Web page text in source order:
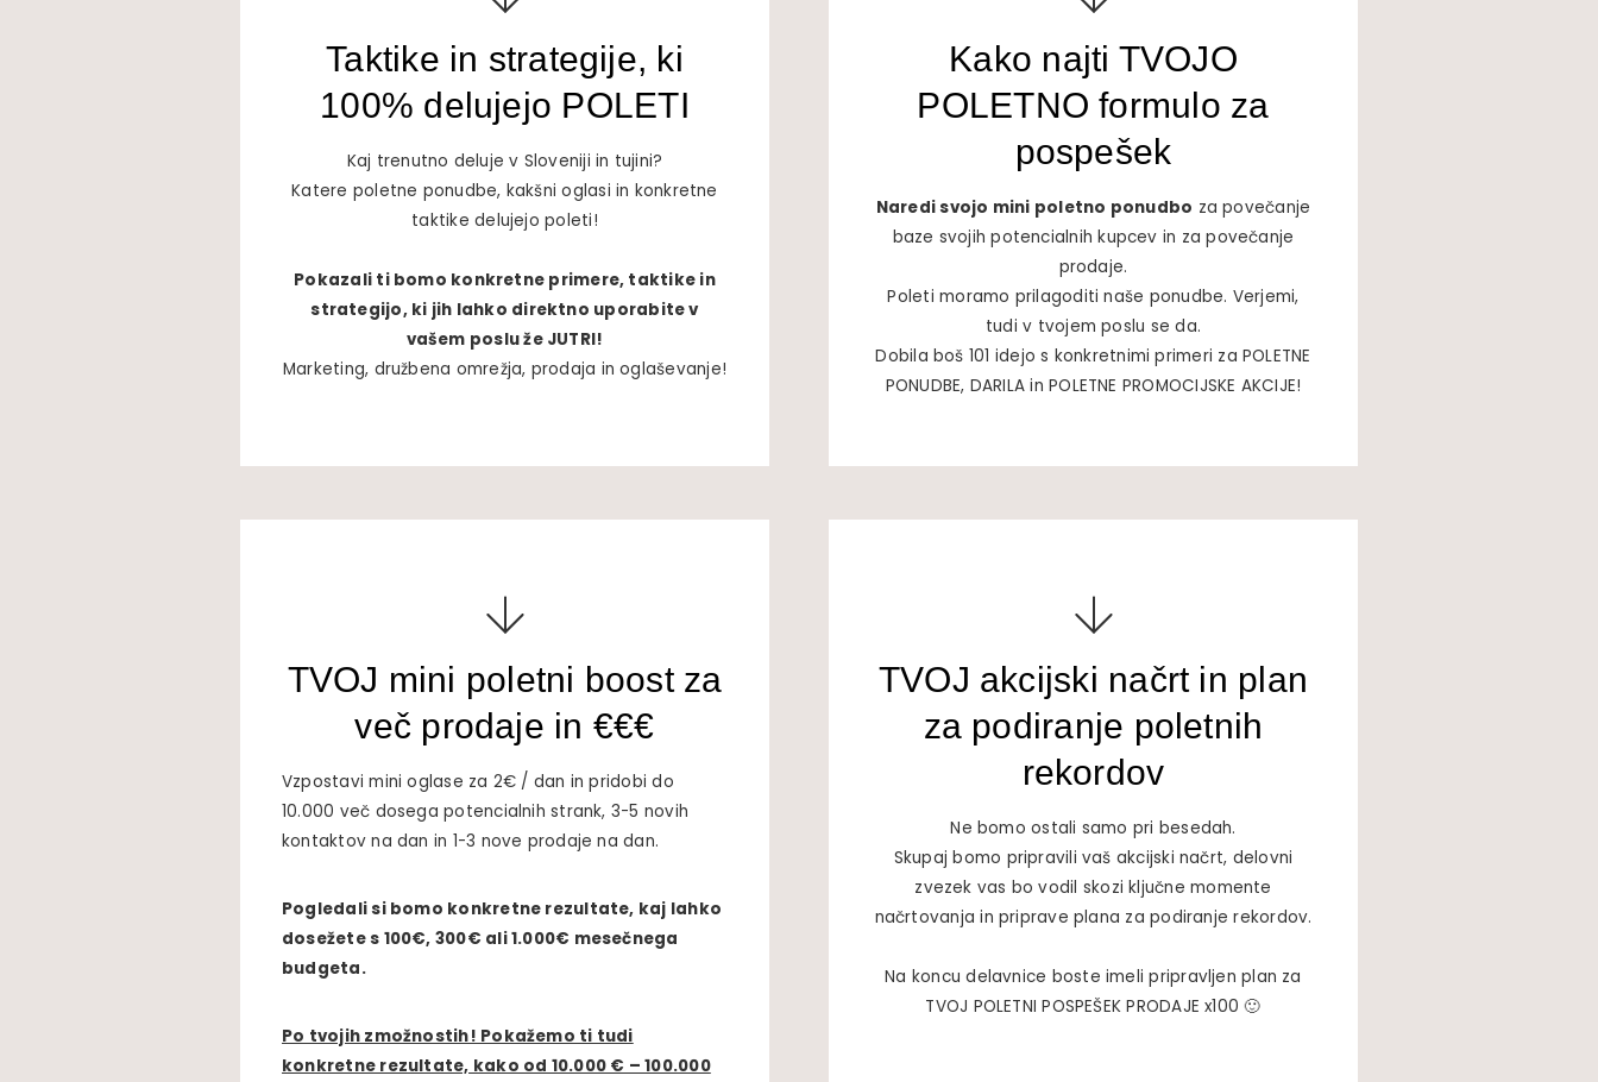
Taktike in strategije, ki
100% delujejo POLETI
Kaj trenutno deluje v Sloveniji in tujini?
Katere poletne ponudbe, kakšni oglasi in konkretne
taktike delujejo poleti!
Pokazali ti bomo konkretne primere, taktike in
strategijo, ki jih lahko direktno uporabite v
vašem poslu že JUTRI!
Marketing, družbena omrežja, prodaja in oglaševanje!
Kako najti TVOJO
POLETNO formulo za
pospešek
Naredi svojo mini poletno ponudbo za povečanje
baze svojih potencialnih kupcev in za povečanje
prodaje.
Poleti moramo prilagoditi naše ponudbe. Verjemi,
tudi v tvojem poslu se da.
Dobila boš 101 idejo s konkretnimi primeri za POLETNE
PONUDBE, DARILA in POLETNE PROMOCIJSKE AKCIJE!
TVOJ mini poletni boost za
več prodaje in €€€
Vzpostavi mini oglase za 2€ / dan in pridobi do
10.000 več dosega potencialnih strank, 3-5 novih
kontaktov na dan in 1-3 nove prodaje na dan.
Pogledali si bomo konkretne rezultate, kaj lahko
dosežete s 100€, 300€ ali 1.000€ mesečnega
budgeta.
Po tvojih zmožnostih! Pokažemo ti tudi
konkretne rezultate, kako od 10.000 € – 100.000
TVOJ akcijski načrt in plan
za podiranje poletnih
rekordov
Ne bomo ostali samo pri besedah.
Skupaj bomo pripravili vaš akcijski načrt, delovni
zvezek vas bo vodil skozi ključne momente
načrtovanja in priprave plana za podiranje rekordov.
Na koncu delavnice boste imeli pripravljen plan za
TVOJ POLETNI POSPEŠEK PRODAJE x100 🙂